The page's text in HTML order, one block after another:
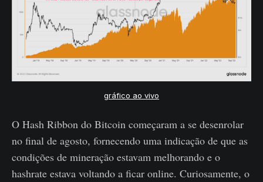
gráfico ao vivo
O Hash Ribbon do Bitcoin começaram a se desenrolar
no final de agosto, fornecendo uma indicação de que as
condições de mineração estavam melhorando e o
hashrate estava voltando a ficar online. Curiosamente, o